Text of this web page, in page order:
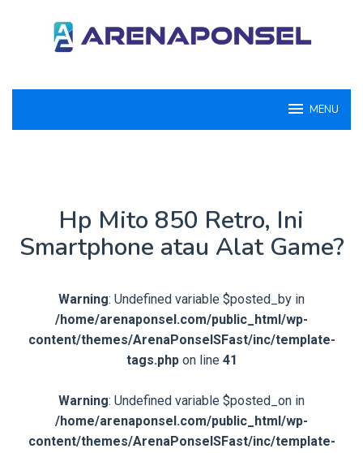
MENU
Hp Mito 850 Retro, Ini
Smartphone atau Alat Game?
Warning: Undefined variable $posted_by in
/home/arenaponsel.com/public_html/wp-
content/themes/ArenaPonselSFast/inc/template-
tags.phpon line 41
Warning: Undefined variable $posted_on in
/home/arenaponsel.com/public_html/wp-
content/themes/ArenaPonselSFast/inc/template-